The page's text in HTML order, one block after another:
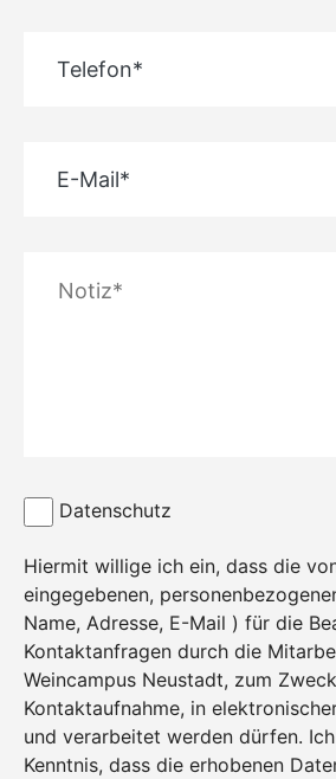
Telefon*
E-Mail*
Datenschutz
Hiermit willige ich ein, dass die
eingegebenen,
Name, Adresse, E-Mail ) für die
Kontaktanfragen durch die
Weincampus Neustadt, zum
Kontaktaufnahme, in
und verarbeitet werden dürfen.
Kenntnis, dass die erhobenen